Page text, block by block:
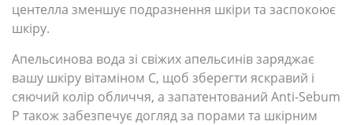
центелла зменшує подразнення шкіри та заспокоює
шкіру.
Апельсинова вода зі свіжих апельсинів заряджає
вашу шкіру вітаміном С, щоб зберегти яскравий і
сяючий колір обличчя, а запатентований Anti-Sebum
P також забезпечує догляд за порами та шкірним